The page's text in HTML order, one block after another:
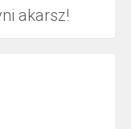
akarsz!